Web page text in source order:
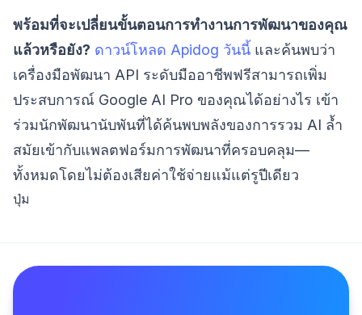
พร้อมที่จะเปลี่ยนขั้นตอนการทำงานการพัฒนาของคุณ
แล้วหรือยัง? ดาวน์โหลด Apidog วันนี้ และค้นพบว่า
เครื่องมือพัฒนา API ระดับมืออาชีพฟรีสามารถเพิ่ม
ประสบการณ์ Google AI Pro ของคุณได้อย่างไร เข้า
ร่วมนักพัฒนานับพันที่ได้ค้นพบพลังของการรวม AI ล้ำ
สมัยเข้ากับแพลตฟอร์มการพัฒนาที่ครอบคลุม—
ทั้งหมดโดยไม่ต้องเสียค่าใช้จ่ายแม้แต่รูปีเดียว
ปุ่ม